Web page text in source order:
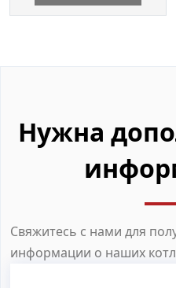
Нужна
Свяжитесь с нами для
информации о наших